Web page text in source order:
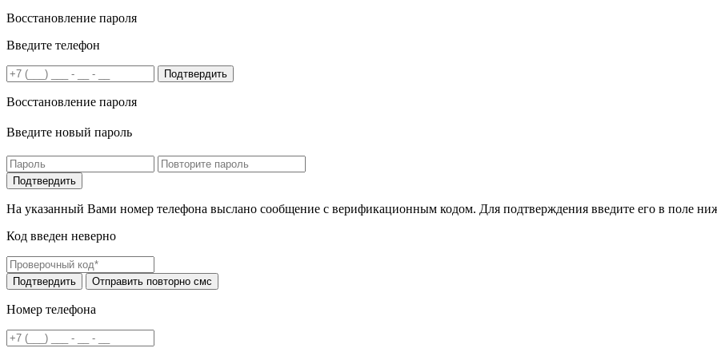
Восстановление пароля
Введите телефон
Подтвердить
Восстановление пароля
Введите новый пароль
На указанный Вами номер телефона выслано сообщение с верификационным кодом. Для подтверждения введите его в поле
Код введен неверно
Номер телефона